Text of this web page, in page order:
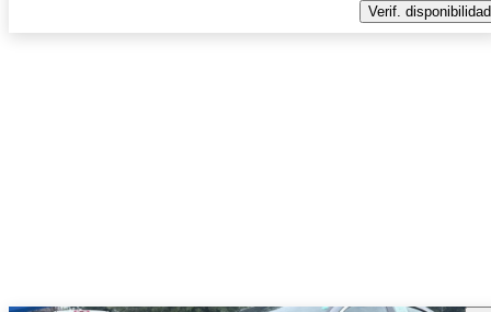
Verif. disponibilidad